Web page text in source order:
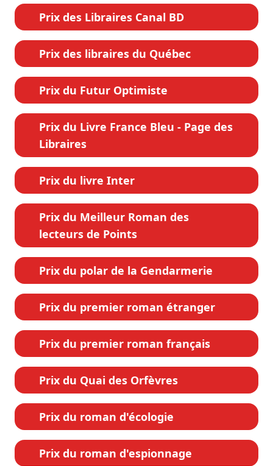
Prix des Libraires Canal BD
Prix des libraires du Québec
Prix du Futur Optimiste
Prix du Livre France Bleu - Page des
Libraires
Prix du livre Inter
Prix du Meilleur Roman des
lecteurs de Points
Prix du polar de la Gendarmerie
Prix du premier roman étranger
Prix du premier roman français
Prix du Quai des Orfèvres
Prix du roman d'écologie
Prix du roman d'espionnage